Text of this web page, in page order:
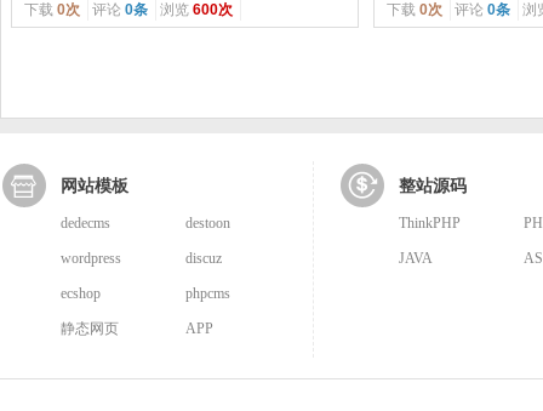
下载 0次 评论 0条 浏览 600次 下载 0次 评论 0条 浏
网站模板
dedecms destoon
wordpress discuz
ecshop phpcms
静态网页 APP
整站源码
ThinkPHP
JAVA